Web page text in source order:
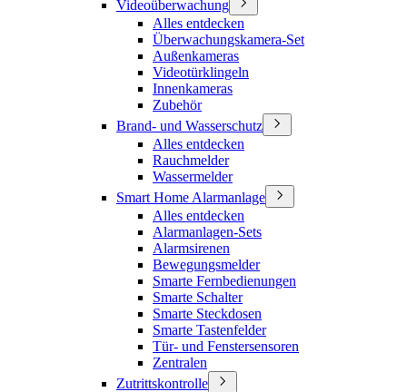
Videoüberwachung
Alles entdecken
Überwachungskamera-Set
Außenkameras
Videotürklingeln
Innenkameras
Zubehör
Brand- und Wasserschutz
Alles entdecken
Rauchmelder
Wassermelder
Smart Home Alarmanlage
Alles entdecken
Alarmanlagen-Sets
Alarmsirenen
Bewegungsmelder
Smarte Fernbedienungen
Smarte Schalter
Smarte Steckdosen
Smarte Tastenfelder
Tür- und Fenstersensoren
Zentralen
Zutrittskontrolle